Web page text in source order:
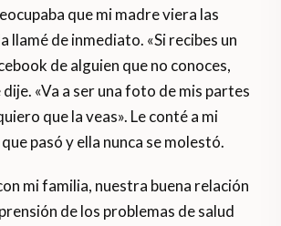
que mi madre viera las
llamé de inmediato. «Si recibes un
de alguien que no conoces,
dije. «Va a ser una foto de mis partes
que la veas». Le conté a mi
pasó y ella nunca se molestó.
mi familia, nuestra buena relación
de los problemas de salud